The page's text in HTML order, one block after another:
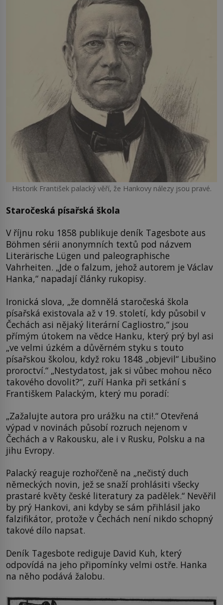
Historik František palacký věří, že Hankovy nálezy jsou pravé.
Staročeská písařská škola
V říjnu roku 1858 publikuje deník Tagesbote aus
Böhmen sérii anonymních textů pod názvem
Literärische Lügen und paleographische
Vahrheiten. „Jde o falzum, jehož autorem je Václav
Hanka,“ napadají články rukopisy.
Ironická slova, „že domnělá staročeská škola
písařská existovala až v 19. století, kdy působil v
Čechách asi nějaký literární Cagliostro,“ jsou
přímým útokem na vědce Hanku, který prý byl asi
„ve velmi úzkém a důvěrném styku s touto
písařskou školou, když roku 1848 „objevil“ Libušino
proroctví.“ „Nestydatost, jak si vůbec mohou něco
takového dovolit?“, zuří Hanka při setkání s
Františkem Palackým, který mu poradí:
„Zažalujte autora pro urážku na cti!.“ Otevřená
výpad v novinách působí rozruch nejenom v
Čechách a v Rakousku, ale i v Rusku, Polsku a na
jihu Evropy.
Palacký reaguje rozhořčeně na „nečistý duch
německých novin, jež se snaží prohlásiti všecky
prastaré květy české literatury za padělek.“ Nevěřil
by prý Hankovi, ani kdyby se sám přihlásil jako
falzifikátor, protože v Čechách není nikdo schopný
takové dílo napsat.
Deník Tagesbote rediguje David Kuh, který
odpovídá na jeho připomínky velmi ostře. Hanka
na něho podává žalobu.